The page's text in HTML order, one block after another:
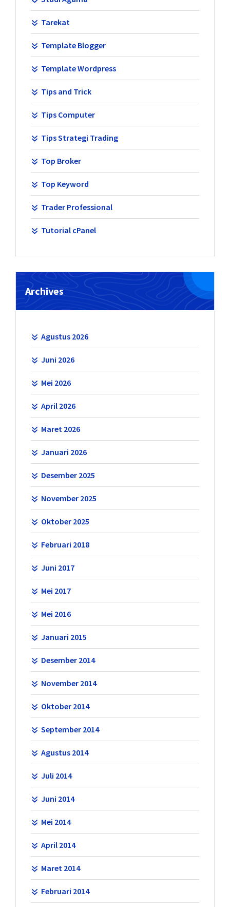
Tarekat
Template Blogger
Template Wordpress
Tips and Trick
Tips Computer
Tips Strategi Trading
Top Broker
Top Keyword
Trader Professional
Tutorial cPanel
Archives
Agustus 2026
Juni 2026
Mei 2026
April 2026
Maret 2026
Januari 2026
Desember 2025
November 2025
Oktober 2025
Februari 2018
Juni 2017
Mei 2017
Mei 2016
Januari 2015
Desember 2014
November 2014
Oktober 2014
September 2014
Agustus 2014
Juli 2014
Juni 2014
Mei 2014
April 2014
Maret 2014
Februari 2014